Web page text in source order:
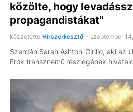
közölte, hogy
propagandistákat"
közzétette Hírszerkesztő - szeptember
Szerdán Sarah Ashton-Cirillo, aki az
Erők transznemű részlegének